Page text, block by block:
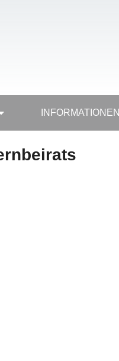
INFOR­MA­TIO­NEN